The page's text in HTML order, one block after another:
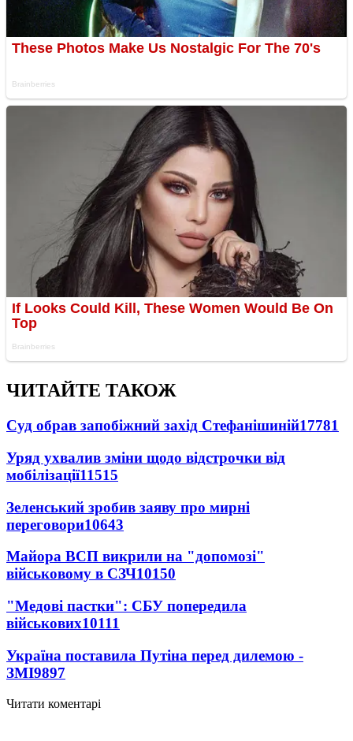
ЧИТАЙТЕ ТАКОЖ
Суд обрав запобіжний захід Стефанішиній17781
Уряд ухвалив зміни щодо відстрочки від
мобілізації11515
Зеленський зробив заяву про мирні
переговори10643
Майора ВСП викрили на "допомозі"
військовому в СЗЧ10150
"Медові пастки": СБУ попередила
військових10111
Україна поставила Путіна перед дилемою -
ЗМІ9897
Читати коментарі